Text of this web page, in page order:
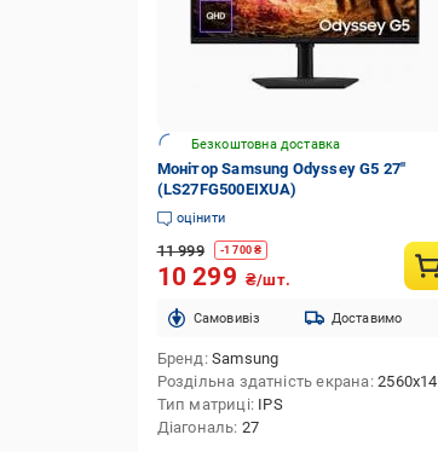
Безкоштовна доставка
Монітор Samsung Odyssey G5 27"
(LS27FG500EIXUA)
оцінити
11 999 -1 700₴
10 299 ₴/шт.
Cамовивіз Доставимо
Бренд Samsung
Роздільна здатність екрана 2560x1440 (QHD)
Тип матриці IPS
Діагональ 27